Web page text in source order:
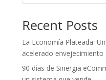
Recent Posts
La Economía Plateada:
acelerado envejecimiento
90 días de Sinergia